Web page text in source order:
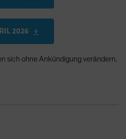
2026
sich ohne Ankündigung verändern.